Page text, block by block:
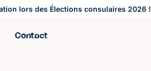
lors des Élections consulaires 2026 !
Contact